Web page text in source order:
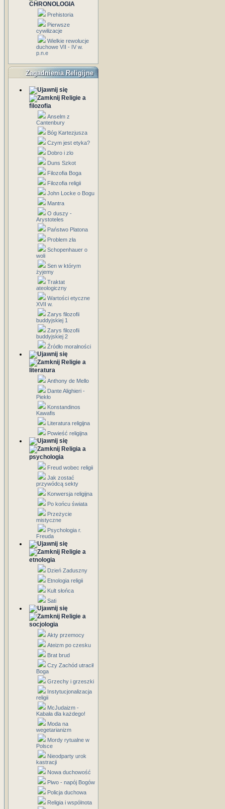
CHRONOLOGIA
Prehistoria
Pierwsze
cywilizacje
Wielkie rewolucje
duchowe VII - IV w.
p.n.e
Zagadnienia Religijne
Religie a
filozofia
Anselm z
Cantenbury
Bóg Kartezjusza
Czym jest etyka?
Dobro i zlo
Duns Szkot
Filozofia Boga
Filozofia religii
John Locke o Bogu
Mantra
O duszy -
Arystoteles
Państwo Platona
Problem zła
Schopenhauer o
woli
Sen w którym
żyjemy
Traktat
ateologiczny
Wartości etyczne
XVII w.
Zarys filozofii
buddyjskiej 1
Zarys filozofii
buddyjskiej 2
Źródło moralności
Religie a
literatura
Anthony de Mello
Dante Alighieri -
Piekło
Konstandinos
Kawafis
Literatura religijna
Powieść religijna
Religia a
psychologia
Freud wobec religii
Jak zostać
przywódcą sekty
Konwersja religijna
Po końcu świata
Przeżycie
mistyczne
Psychologia r.
Freuda
Religie a
etnologia
Dzień Zaduszny
Etnologia religii
Kult słońca
Sati
Religie a
socjologia
Akty przemocy
Ateizm po czesku
Brat brud
Czy Zachód utracił
Boga
Grzechy i grzeszki
Instytucjonalizacja
religii
McJudaizm -
Kabała dla każdego!
Moda na
wegetarianizm
Mordy rytualne w
Polsce
Nieodparty urok
kastracji
Nowa duchowość
Piwo - napój Bogów
Policja duchowa
Religia i wspólnota